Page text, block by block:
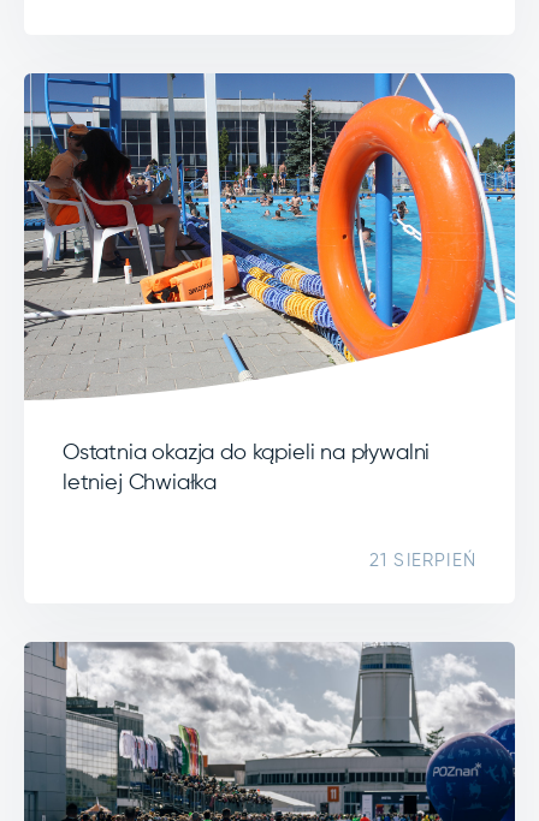
Ostatnia okazja do kąpieli na pływalni
letniej Chwiałka
21 SIERPIEŃ